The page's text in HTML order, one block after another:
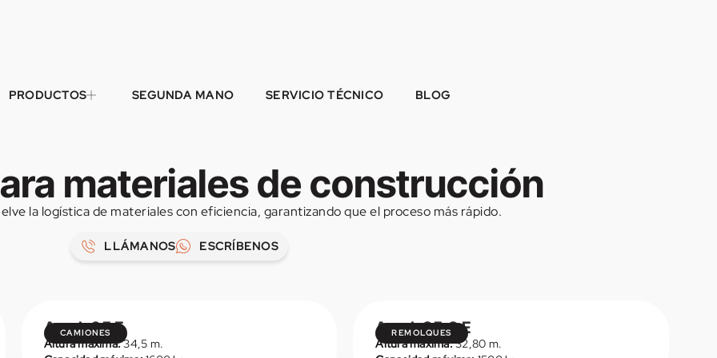
PRODUCTOS SEGUNDA MANO SERVICIO TÉCNICO BLOG
materiales de construcción
la logística de materiales con eficiencia, garantizando que el proceso más rápido.
LLÁMANOS ESCRÍBENOS
CAMIONES
Amak 65 E
Altura máxima:34,5 m.
REMOLQUES
Amak 35.3 E
Altura máxima:32,80 m.